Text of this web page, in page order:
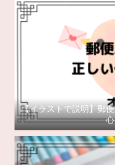
【イラストで説明】郵